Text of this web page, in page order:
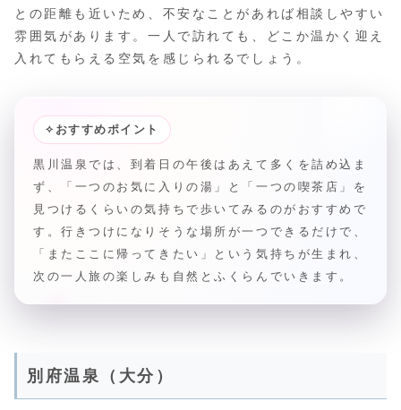
との距離も近いため、不安なことがあれば相談しやすい
雰囲気があります。一人で訪れても、どこか温かく迎え
入れてもらえる空気を感じられるでしょう。
✧ おすすめポイント
黒川温泉では、到着日の午後はあえて多くを詰め込ま
ず、「一つのお気に入りの湯」と「一つの喫茶店」を
見つけるくらいの気持ちで歩いてみるのがおすすめで
す。行きつけになりそうな場所が一つできるだけで、
「またここに帰ってきたい」という気持ちが生まれ、
次の一人旅の楽しみも自然とふくらんでいきます。
別府温泉（大分）